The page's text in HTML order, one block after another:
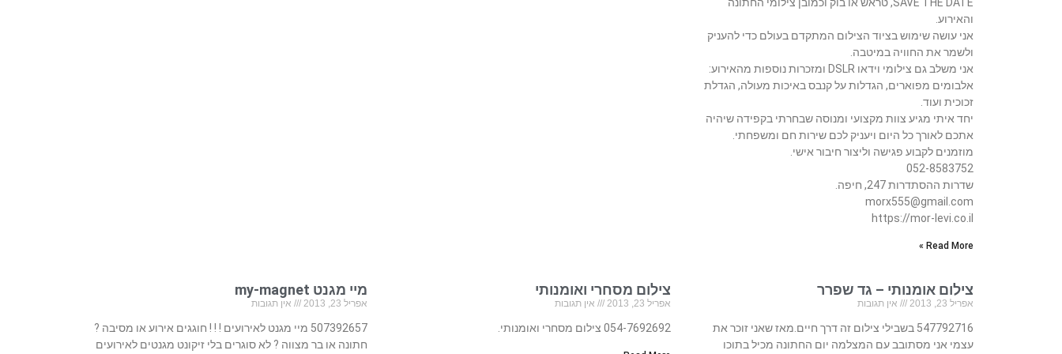
והאירוע.
אני עושה שימוש בציוד הצילום המתקדם בעולם כדי להעניק
ולשמר את החוויה במיטבה.
אני משלב גם צילומי וידאו DSLR ומזכרות נוספות מהאירוע:
אלבומים מפוארים, הגדלות על קנבס באיכות מעולה, הגדלת
זכוכית ועוד.
יחד איתי מגיע צוות מקצועי ומנוסה שבחרתי בקפידה שיהיה
אתכם לאורך כל היום ויעניק לכם שירות חם ומשפחתי.
מוזמנים לקבוע פגישה וליצור חיבור אישי.
052-8583752
שדרות ההסתדרות 247, חיפה.
morx555@gmail.com
https://mor-levi.co.il
Read More »
צילום אומנותי – גד שפרר
אפריל 23, 2013 אין תגובות
547792716 בשבילי צילום זה דרך חיים.מאז שאני זוכר את
עצמי אני מסתובב עם המצלמה יום החתונה מכיל בתוכו
צילום מסחרי ואומנותי
אפריל 23, 2013 אין תגובות
054-7692692 צילום מסחרי ואומנותי.
מיי מגנט my-magnet
אפריל 23, 2013 אין תגובות
507392657 מיי מגנט לאירועים ! ! ! חוגגים אירוע או מסיבה ?
חתונה או בר מצווה ? לא סוגרים בלי זיקונט מגנטים לאירועים